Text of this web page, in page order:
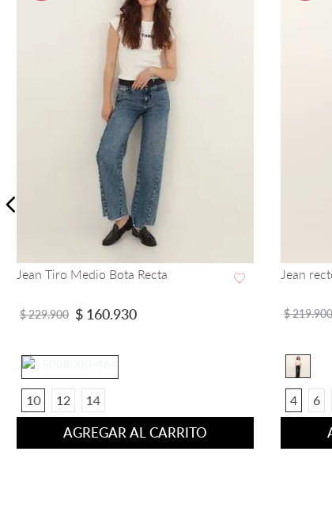
VISTA RAPIDA
Jean Muse Tiro Alto Bota Recta
$209.900 $ 79.900
4
AGREGAR AL CARRITO
Jean
$ 189 .900
6 8